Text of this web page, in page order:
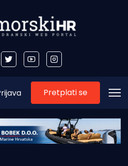
Pretplati se